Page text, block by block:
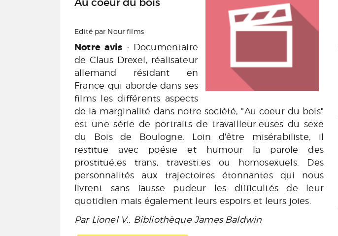
Edité par Nour films
Notre avis : Documentaire
de Claus Drexel, réalisateur
allemand résidant en
France qui aborde dans ses
films les différents aspects
de la marginalité dans notre société, "Au coeur du bois"
est une série de portraits de travailleur.euses du sexe
du Bois de Boulogne. Loin d'être misérabiliste, il
restitue avec poésie et humour la parole des
prostitué.es trans, travesti.es ou homosexuels. Des
personnalités aux trajectoires étonnantes qui nous
livrent sans fausse pudeur les difficultés de leur
quotidien mais également leurs espoirs et leurs joies.
Par Lionel V., Bibliothèque James Baldwin